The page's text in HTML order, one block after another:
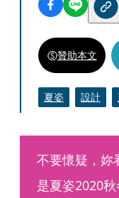
贊助本文
夏姿 設計
不要懷疑，妳
是夏姿2020